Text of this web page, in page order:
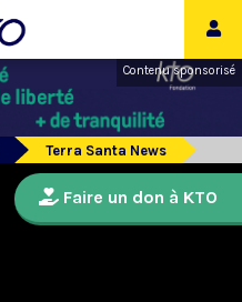
Contenu sponsorisé
Terra Santa News
Faire un don à KTO